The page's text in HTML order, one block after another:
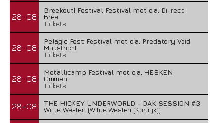
28-08
Breekout! Festival Festival met o.a. Di-rect
Bree
Tickets
28-08
Pelagic Fest Festival met o.a. Predatory Void
Maastricht
Tickets
28-08
Metallicamp Festival met o.a. HESKEN
Ommen
Tickets
28-08
THE HICKEY UNDERWORLD - DAK SESSION #3
Wilde Westen (Wilde Westen (Kortrijk))